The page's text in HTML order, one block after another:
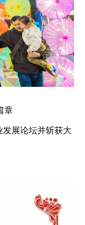
章
展论坛并斩获大